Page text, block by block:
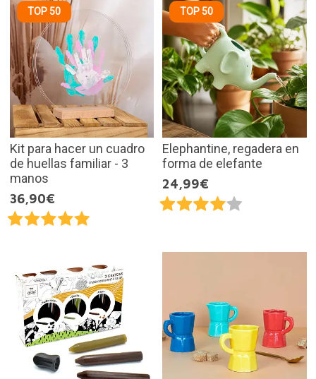
TOP 50
Kit para hacer un cuadro
de huellas familiar - 3
manos
36,90€
TOP 50
Elephantine, regadera en
forma de elefante
24,99€